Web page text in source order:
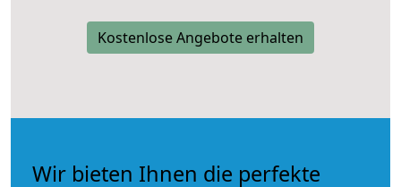
Kostenlose Angebote erhalten
Wir bieten Ihnen die perfekte